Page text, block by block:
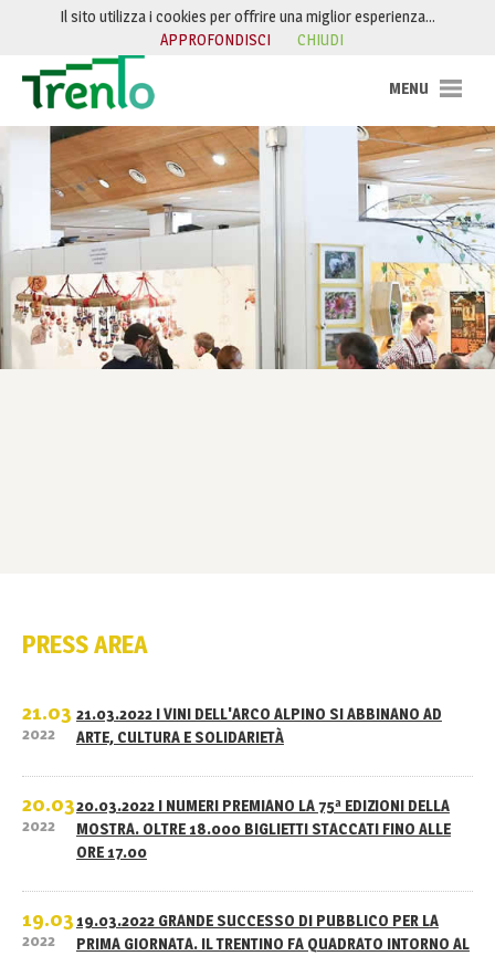
Salta al contenuto
PRESS AREA
21.03
2022
21.03.2022 I VINI DELL'ARCO ALPINO SI ABBINANO AD
ARTE, CULTURA E SOLIDARIETÀ
20.03
2022
20.03.2022 I NUMERI PREMIANO LA 75ª EDIZIONI DELLA
MOSTRA. OLTRE 18.000 BIGLIETTI STACCATI FINO ALLE
ORE 17.00
19.03
2022
19.03.2022 GRANDE SUCCESSO DI PUBBLICO PER LA
PRIMA GIORNATA. IL TRENTINO FA QUADRATO INTORNO AL
Il sito utilizza i cookies per offrire una miglior esperienza…
APPROFONDISCI
CHIUDI